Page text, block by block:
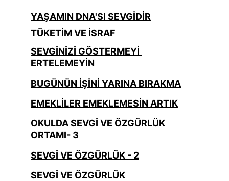
TÜKETİM VE İSRAF
YAŞAMIN DNA'SI SEVGİDİR
SEVGİNİZİ GÖSTERMEYİ
ERTELEMEYİN
BUGÜNÜN İŞİNİ YARINA BIRAKMA
EMEKLİLER EMEKLEMESİN ARTIK
OKULDA SEVGİ VE ÖZGÜRLÜK
ORTAMI- 3
SEVGİ VE ÖZGÜRLÜK - 2
SEVGİ VE ÖZGÜRLÜK